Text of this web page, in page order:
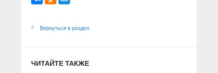
Вернуться в раздел
ЧИТАЙТЕ ТАКЖЕ